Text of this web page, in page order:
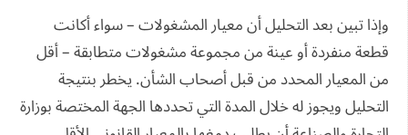
وإذا تبين بعد التحليل أن معيار المشغولات – سواء أكانت
قطعة منفردة أو عينة من مجموعة مشغولات متطابقة – أقل
من المعيار المحدد من قبل أصحاب الشأن. يخطر بنتيجة
التحليل ويجوز له خلال المدة التي تحددها الجهة المختصة بوزارة